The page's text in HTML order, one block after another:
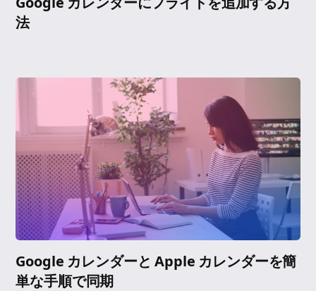
法
Google カレンダーと Apple カレンダーを簡
単な手順で同期